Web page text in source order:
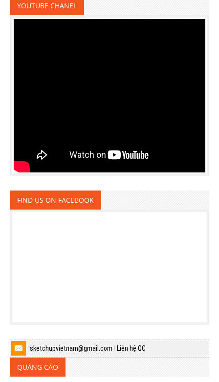
YOUTUBE CHANEL
FIND US ON FACEBOOK
sketchupvietnam@gmail.com Liên hệ QC
QUẢNG CÁO